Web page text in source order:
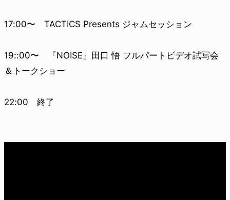
17:00〜 TACTICS Presents ジャムセッション
19::00〜 『NOISE』田口 悟 フルパートビデオ試写会
＆トークショー
22:00 終了